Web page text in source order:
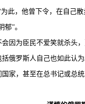
此，他曾下令，在自己
”。
为臣民不爱笑就杀头，
俄罗斯人自己也如此认为
，甚至在总书记或总